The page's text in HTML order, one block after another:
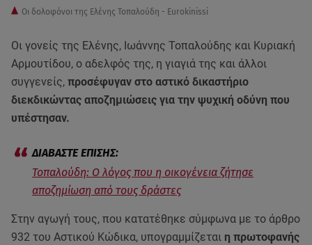
Οι δολοφόνοι της Ελένης Τοπαλούδη - Eurokinissi
Οι γονείς της Ελένης, Ιωάννης Τοπαλούδης και Κυριακή
Αρμουτίδου, ο αδελφός της, η γιαγιά της και άλλοι
συγγενείς, προσέφυγαν στο αστικό δικαστήριο
διεκδικώντας αποζημιώσεις για την ψυχική οδύνη που
υπέστησαν.
Τοπαλούδη: Ο λόγος που η οικογένεια ζήτησε
αποζημίωση από τους δράστες
Στην αγωγή τους, που κατατέθηκε σύμφωνα με το άρθρο
932 του Αστικού Κώδικα, υπογραμμίζεται η πρωτοφανής